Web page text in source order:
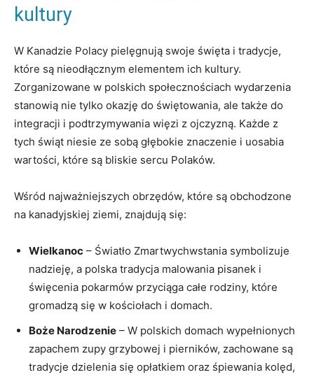
kultury
W Kanadzie Polacy pielęgnują swoje święta i tradycje,
które są nieodłącznym elementem ich kultury.
Zorganizowane w polskich społecznościach wydarzenia
stanowią nie tylko okazję do świętowania, ale także do
integracji i podtrzymywania więzi z ojczyzną. Każde z
tych świąt niesie ze sobą głębokie znaczenie i uosabia
wartości, które są bliskie sercu Polaków.
Wśród najważniejszych obrzędów, które są obchodzone
na kanadyjskiej ziemi, znajdują się:
Wielkanoc – Światło Zmartwychwstania symbolizuje
nadzieję, a polska tradycja malowania pisanek i
święcenia pokarmów przyciąga całe rodziny, które
gromadzą się w kościołach i domach.
Boże Narodzenie – W polskich domach wypełnionych
zapachem zupy grzybowej i pierników, zachowane są
tradycje dzielenia się opłatkiem oraz śpiewania kolęd,